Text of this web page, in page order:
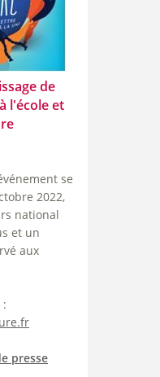
de
l'école et
se
2022,
national
et un
aux
presse